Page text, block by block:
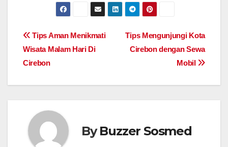
Post
navigation
Tips Mengunjungi Kota
Cirebon dengan Sewa
Mobil
Tips Aman Menikmati
Wisata Malam Hari Di
Cirebon
ByBuzzer Sosmed